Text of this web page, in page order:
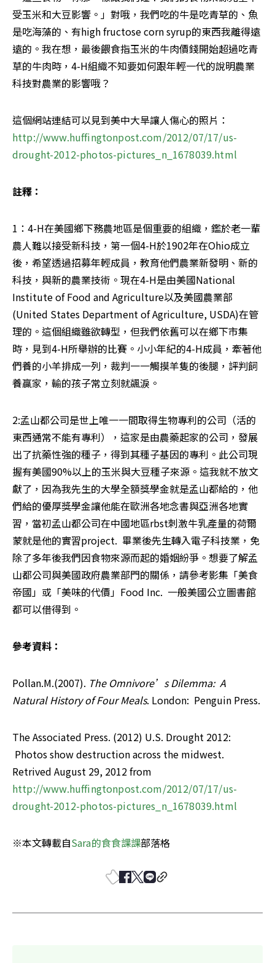
受玉米和大豆影響。」對哦，我們吃的牛是吃青草的、魚
是吃海藻的、有high fructose corn syrup的東西我離得遠
遠的。我在想，最後餵食指玉米的牛肉價錢開始超過吃青
草的牛肉時，4-H組織不知要如何跟年輕一代的說明農業
科技對農業的影響哦？
http://www.huffingtonpost.com/2012/07/17/us-
drought-2012-photos-pictures_n_1678039.html
註釋：
1：4-H在美國鄉下務農地區是個重要的組織，鑑於老一輩
農人難以接受新科技，第一個4-H於1902年在Ohio成立
後，希望透過招募年輕成員，教育他們農業新發明、新的
科技，與新的農業技術。現在4-H是由美國National
Institute of Food and Agriculture以及美國農業部
(United States Department of Agriculture, USDA)在管
理的。這個組織雖欲轉型，但我們依舊可以在鄉下市集
時，見到4-H所舉辦的比賽。小小年紀的4-H成員，牽著他
們養的小羊排成一列，裁判一一觸摸羊隻的後腿，評判飼
養贏家，輸的孩子常立刻就飊淚。
2:孟山都公司是世上唯一一間取得生物專利的公司（活的
東西通常不能有專利），這家是由農藥起家的公司，發展
出了抗藥性強的種子，得到其種子基因的專利。此公司現
握有美國90%以上的玉米與大豆種子來源。這我就不放文
獻了，因為我先生的大學全額獎學金就是孟山都給的，他
們給的優厚獎學金讓他能在歐洲各地念書與亞洲各地實
習，當初孟山都公司在中國地區rbst刺激牛乳產量的荷爾
蒙就是他的實習project.  畢業後先生轉入電子科技業，免
除了多年後我們因食物來源而起的婚姻紛爭。想要了解孟
山都公司與美國政府農業部門的關係，請參考影集「美食
帝國」或「美味的代價」Food Inc.  一般美國公立圖書館
都可以借得到。
參考資料：
Pollan.M.(2007). The Omnivore’s Dilemma:  A
Natural History of Four Meals. London:  Penguin Press.
The Associated Press. (2012) U.S. Drought 2012:
Photos show destruction across the midwest.
http://www.huffingtonpost.com/2012/07/17/us-
drought-2012-photos-pictures_n_1678039.html
※本文轉載自Sara的食食課課部落格